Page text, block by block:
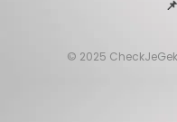
© 2025